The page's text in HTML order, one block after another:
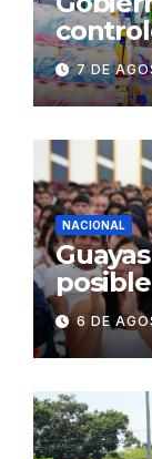
7 DE
NACIONAL
2.500
6 DE